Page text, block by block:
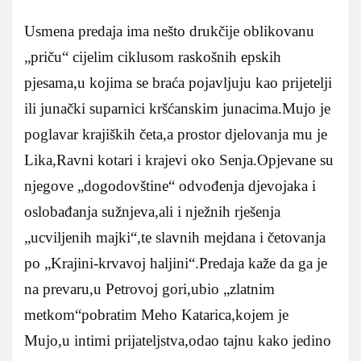
Usmena predaja ima nešto drukčije oblikovanu
„priču“ cijelim ciklusom raskošnih epskih
pjesama,u kojima se braća pojavljuju kao prijetelji
ili junački suparnici kršćanskim junacima.Mujo je
poglavar krajiških četa,a prostor djelovanja mu je
Lika,Ravni kotari i krajevi oko Senja.Opjevane su
njegove „dogodovštine“ odvođenja djevojaka i
oslobađanja sužnjeva,ali i nježnih rješenja
„ucviljenih majki“,te slavnih mejdana i četovanja
po „Krajini-krvavoj haljini“.Predaja kaže da ga je
na prevaru,u Petrovoj gori,ubio „zlatnim
metkom“pobratim Meho Katarica,kojem je
Mujo,u intimi prijateljstva,odao tajnu kako jedino